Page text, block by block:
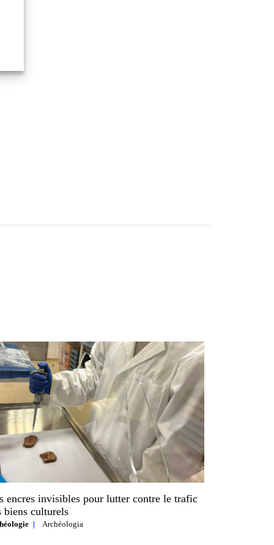
encres invisibles pour lutter contre le trafic
biens culturels
Archéologia